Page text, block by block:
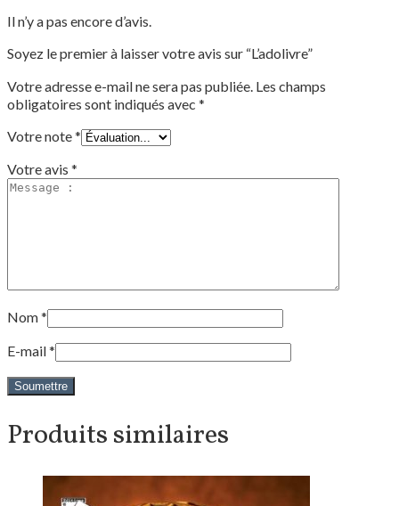
Il n’y a pas encore d’avis.
Soyez le premier à laisser votre avis sur “L’adolivre”
Votre adresse e-mail ne sera pas publiée. Les champs
obligatoires sont indiqués avec *
Votre note*
Votre avis *
Nom*
E-mail*
Produits similaires